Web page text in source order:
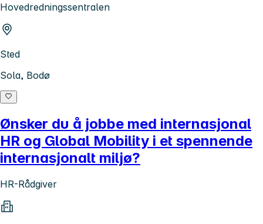
Hovedredningssentralen
Sted
Sola, Bodø
Ønsker du å jobbe med internasjonal
HR og Global Mobility i et spennende
internasjonalt miljø?
HR-Rådgiver